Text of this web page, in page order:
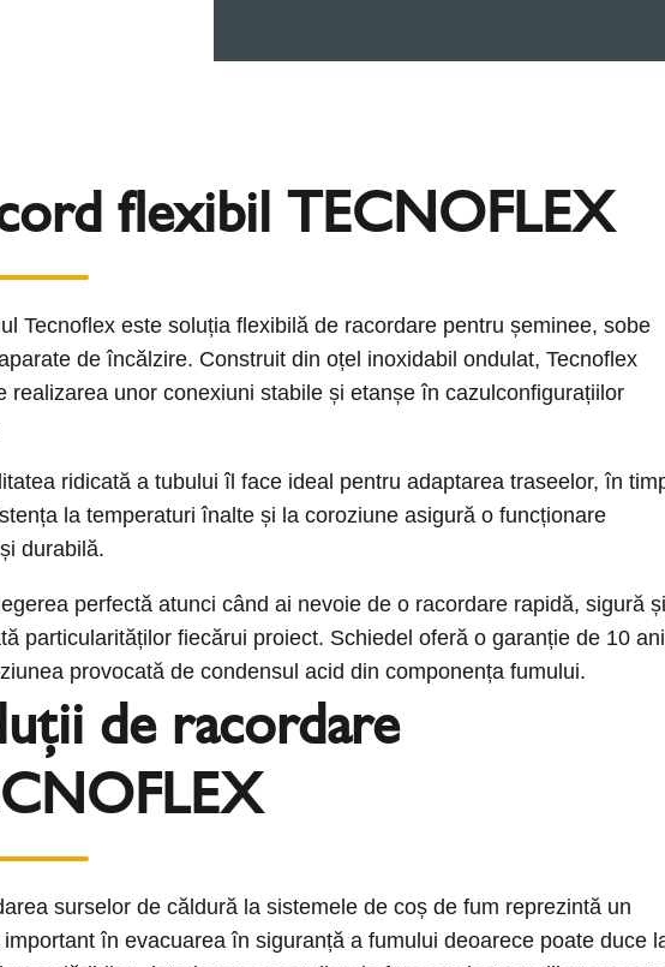
flexibil TECNOFLEX
Tecnoflex este soluția flexibilă de racordare pentru șeminee, sobe
de încălzire. Construit din oțel inoxidabil ondulat, Tecnoflex
realizarea unor conexiuni stabile și etanșe în cazulconfigurațiilor
ridicată a tubului îl face ideal pentru adaptarea traseelor, în
la temperaturi înalte și la coroziune asigură o funcționare
durabilă.
perfectă atunci când ai nevoie de o racordare rapidă, sigură și
particularităților fiecărui proiect. Schiedel oferă o garanție de 10 ani
provocată de condensul acid din componența fumului.
de racordare
surselor de căldură la sistemele de coș de fum reprezintă un
în evacuarea în siguranță a fumului deoarece poate duce